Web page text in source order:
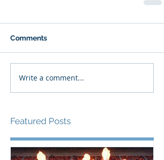
Comments
Write a comment...
Featured Posts